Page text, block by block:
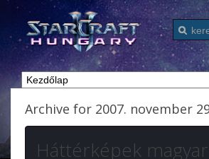
Archive for 2007. november
Háttérképek